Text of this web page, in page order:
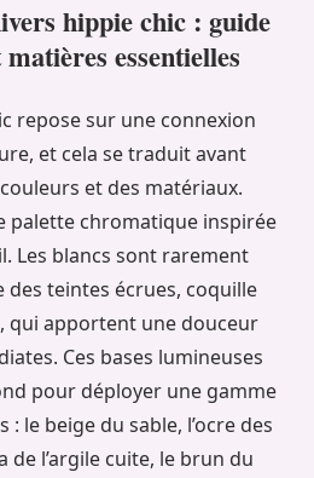
hippie chic : guide
essentielles
repose sur une connexion
et cela se traduit avant
et des matériaux.
palette chromatique inspirée
Les blancs sont rarement
teintes écrues, coquille
qui apportent une douceur
Ces bases lumineuses
pour déployer une gamme
le beige du sable, l’ocre des
de l’argile cuite, le brun du